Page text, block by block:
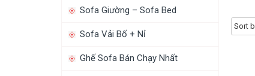
Sofa Giường – Sofa Bed
Sofa Vải Bố + Nỉ
Ghế Sofa Bán Chạy Nhất